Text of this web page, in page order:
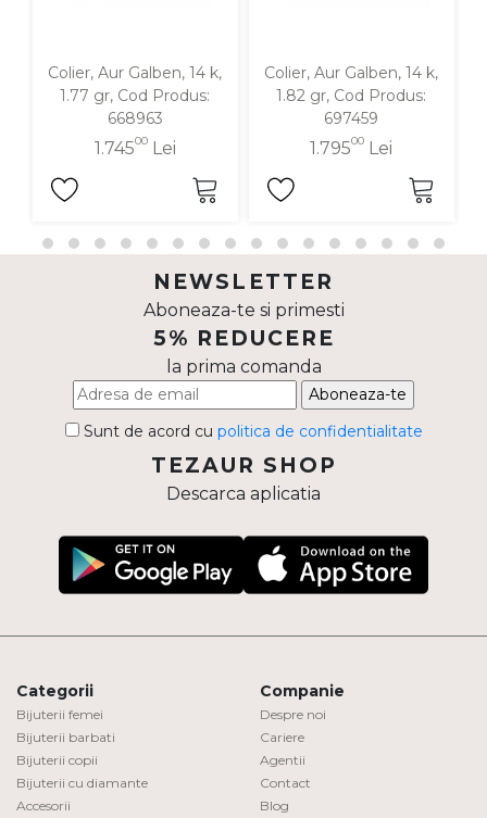
Colier, Aur Galben, 14 k,
1.77 gr, Cod Produs:
668963
1.74500Lei
Colier, Aur Galben, 14 k,
1.82 gr, Cod Produs:
697459
1.79500 Lei
NEWSLETTER
Aboneaza-te si primesti
5% REDUCERE
la prima comanda
Aboneaza-te
Sunt de acord cu politica de confidentialitate
TEZAUR SHOP
Descarca aplicatia
Categorii
Bijuterii femei
Bijuterii barbati
Bijuterii copii
Bijuterii cu diamante
Accesorii
Companie
Despre noi
Cariere
Agentii
Contact
Blog